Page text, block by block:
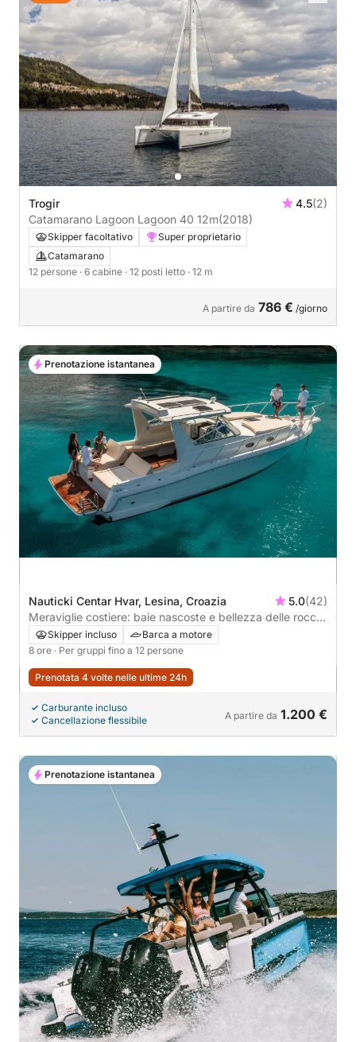
Trogir 4.5(2)
Catamarano Lagoon Lagoon 40 12m(2018)
Skipper facoltativo
Super proprietario
Catamarano
12 persone · 6 cabine · 12 posti letto · 12 m
A partire da 786 € /giorno
Nauticki Centar Hvar, Lesina, Croazia 5.0(42)
Meraviglie costiere: baie nascoste e bellezza delle rocce
rosse di Hvar
Skipper incluso
Barca a motore
8 ore · Per gruppi fino a 12 persone
Prenotata 4 volte nelle ultime 24h
Carburante incluso
Cancellazione flessibile
A partire da 1.200 €
Prenotazione istantanea
Prenotazione istantanea